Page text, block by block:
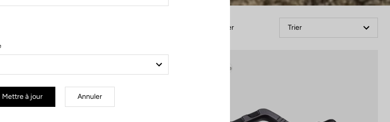
Filtrer Trier
Gravel Adventure
Mettre à jour Annuler